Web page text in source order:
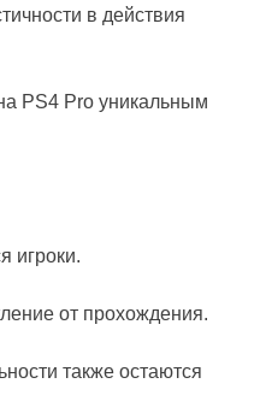
в действия
PS4 Pro уникальным
игроки.
от прохождения.
также остаются